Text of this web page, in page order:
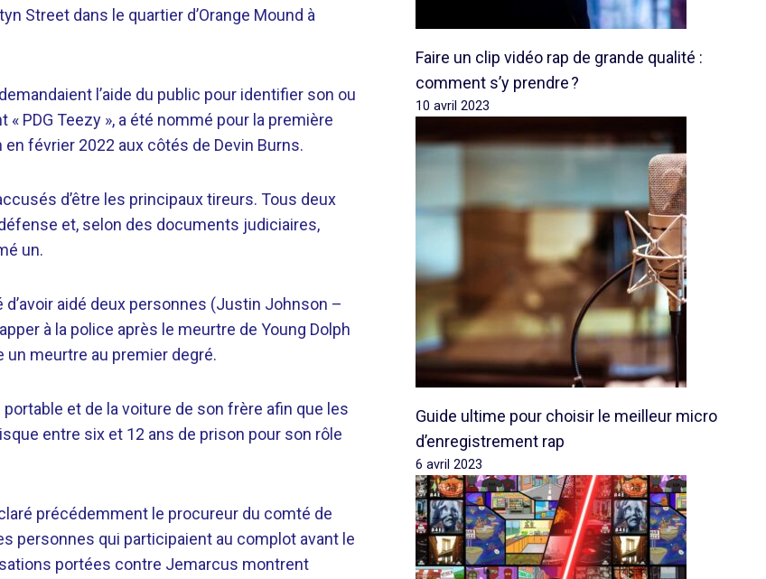
Street dans le quartier d’Orange Mound à
l’aide du public pour identifier son ou
PDG Teezy », a été nommé pour la première
février 2022 aux côtés de Devin Burns.
d’être les principaux tireurs. Tous deux
et, selon des documents judiciaires,
un.
aidé deux personnes (Justin Johnson –
à la police après le meurtre de Young Dolph
meurtre au premier degré.
et de la voiture de son frère afin que les
entre six et 12 ans de prison pour son rôle
précédemment le procureur du comté de
personnes qui participaient au complot avant le
portées contre Jemarcus montrent
Faire un clip vidéo rap de grande qualité :
comment s’y prendre ?
10 avril 2023
Guide ultime pour choisir le meilleur micro
d’enregistrement rap
6 avril 2023